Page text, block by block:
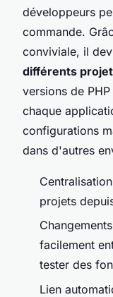
développeurs
commande.
conviviale, il
différents
versions de
chaque
configurations
dans d'autres
projets
facilement
tester des
Lien